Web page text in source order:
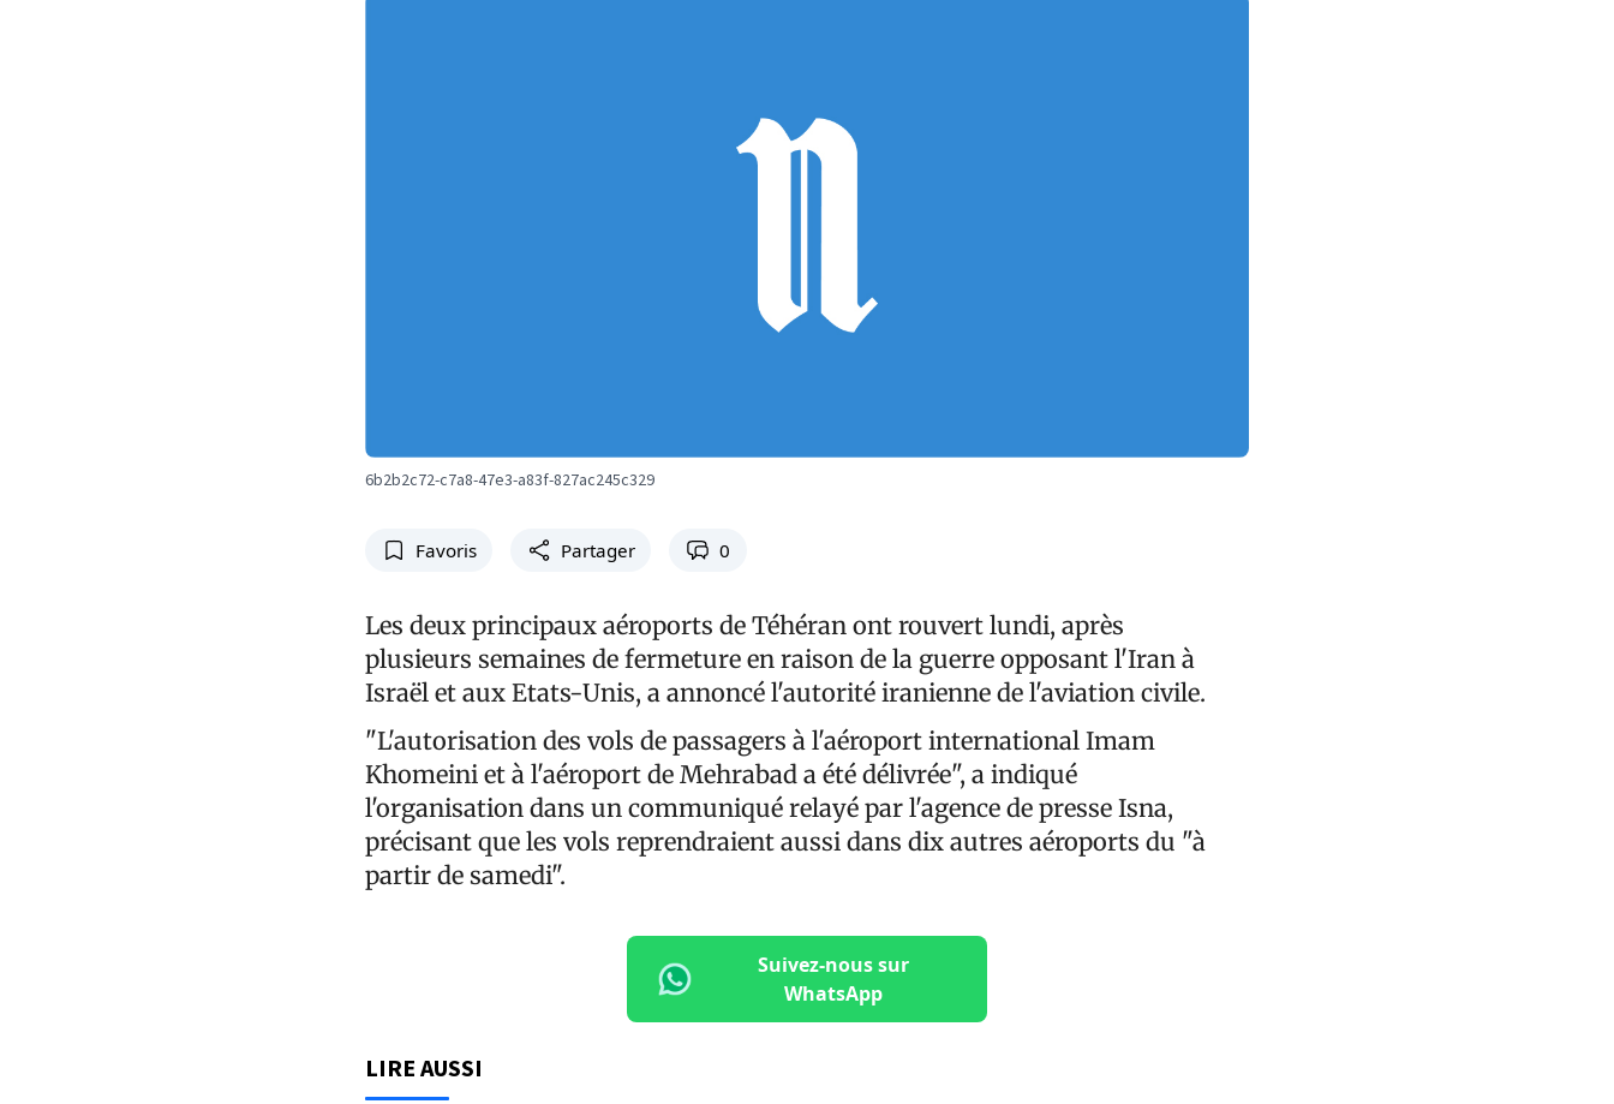
6b2b2c72-c7a8-47e3-a83f-827ac245c329
Favoris Partager 0
Les deux principaux aéroports de Téhéran ont rouvert lundi, après
plusieurs semaines de fermeture en raison de la guerre opposant l'Iran à
Israël et aux Etats-Unis, a annoncé l'autorité iranienne de l'aviation civile.
"L'autorisation des vols de passagers à l'aéroport international Imam
Khomeini et à l'aéroport de Mehrabad a été délivrée", a indiqué
l'organisation dans un communiqué relayé par l'agence de presse Isna,
précisant que les vols reprendraient aussi dans dix autres aéroports du "à
partir de samedi".
Suivez-nous sur
WhatsApp
LIRE AUSSI